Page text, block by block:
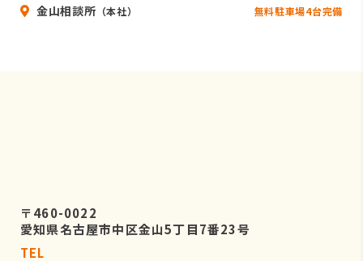
金山相談所 （本社） 無料駐車場4台完備
〒460-0022
愛知県名古屋市中区金山5丁目7番23号
TEL